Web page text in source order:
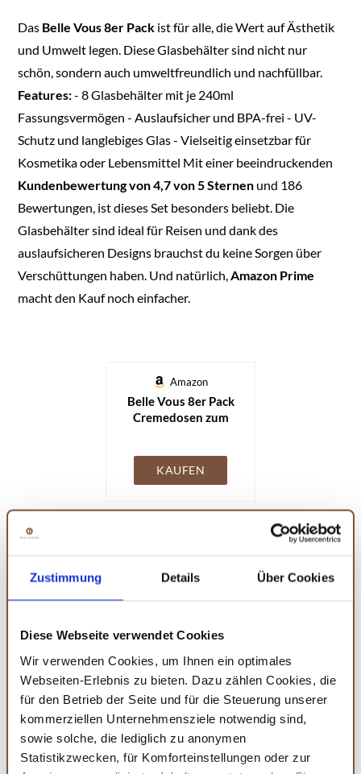
Zustimmung Details Über Cookies
Diese Webseite verwendet Cookies
Wir verwenden Cookies, um Ihnen ein optimales
Webseiten-Erlebnis zu bieten. Dazu zählen Cookies, die
für den Betrieb der Seite und für die Steuerung unserer
kommerziellen Unternehmensziele notwendig sind,
sowie solche, die lediglich zu anonymen
Statistikzwecken, für Komforteinstellungen oder zur
Das Belle Vous 8er Pack ist für alle, die Wert auf Ästhetik
und Umwelt legen. Diese Glasbehälter sind nicht nur
schön, sondern auch umweltfreundlich und nachfüllbar.
Features:- 8 Glasbehälter mit je 240ml
Fassungsvermögen - Auslaufsicher und BPA-frei - UV-
Schutz und langlebiges Glas - Vielseitig einsetzbar für
Kosmetika oder Lebensmittel Mit einer beeindruckenden
Kundenbewertung von 4,7 von 5 Sternen und 186
Bewertungen, ist dieses Set besonders beliebt. Die
Glasbehälter sind ideal für Reisen und dank des
auslaufsicheren Designs brauchst du keine Sorgen über
Verschüttungen haben. Und natürlich, Amazon Prime
macht den Kauf noch einfacher.
Amazon
Belle Vous 8er Pack
Cremedosen zum
Salbentiegel
Salbendosen 240ml -
Cremedose Creme
KAUFEN
mikken - braunes Apothekerglas Set
inkl. Schraubverschluss & Etiketten
Klein aber fein – das mikken Apothekerglas Set
Gläsern à 50ml ist perfekt für alle, die auch kleinere
Mengen stilvoll aufbewahren möchten.Features:- 4 kleine
Weithalsgläser perfekt für Gewürze oder Proben - Nicht
spülmaschinengeeignet, aber leicht per Hand zu reinigen -
Inklusive schwarzer Schraubverschlüsse und Etiketten zum